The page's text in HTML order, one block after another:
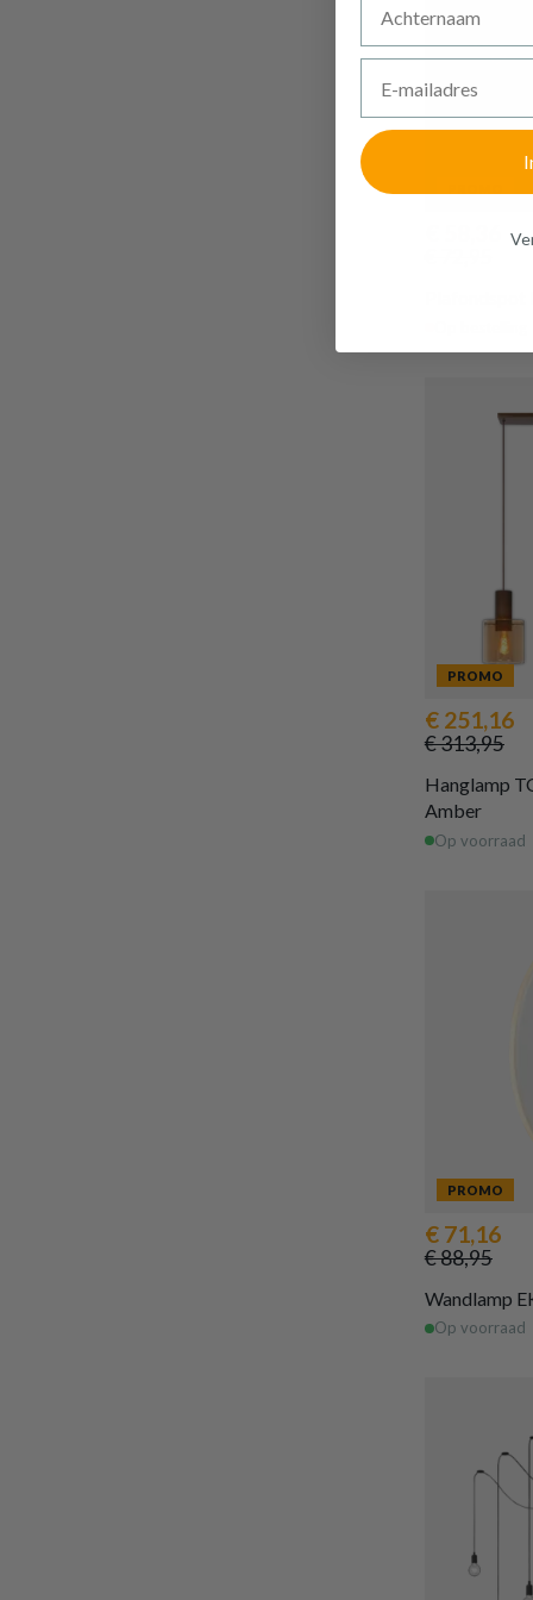
PROMO
€ 251,16
€ 313,95
Hanglamp
Amber
Op voorraad
PROMO
€ 71,16
€ 88,95
Wandlamp
Op voorraad